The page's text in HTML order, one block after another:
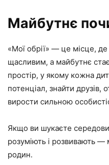
Майбутнє
«Мої обрії» — це місце,
щасливим, а майбутнє
простір, у якому кожна
потенціал, знайти друзів,
вирости сильною
Якщо ви шукаєте
розуміють і розвивають —
родин.